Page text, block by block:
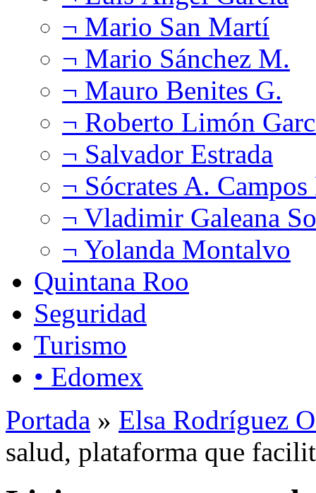
¬ Mario San Martí
¬ Mario Sánchez M.
¬ Mauro Benites G.
¬ Roberto Limón
¬ Salvador Estrada
¬ Sócrates A.
¬ Vladimir Galeana
¬ Yolanda Montalvo
Quintana Roo
Seguridad
Turismo
• Edomex
Portada » Elsa Rodríguez
salud, plataforma que